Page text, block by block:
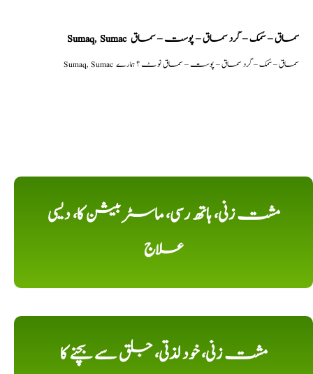
Sumaq, Sumac سماق – سُمک – گرد سماق – پوست – سماق
Sumaq, Sumac سماق – سُمک – گرد سماق – پوست – سماق نوٹ ؟ ہمارے
مشت زنی، ہاتھ رسی، ماسٹر بیشن کا، دیسی
علاج
مشت زنی، خود لذتی، جلق سے بچنے کا